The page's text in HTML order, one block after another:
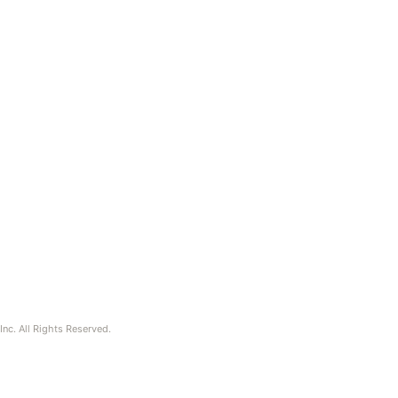
All Rights Reserved.